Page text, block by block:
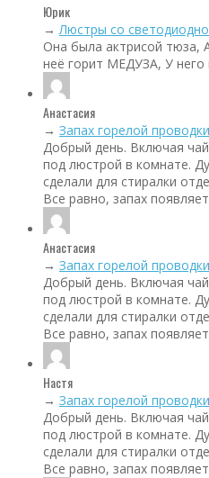
Юрик
→ Люстры со
Она была актрисой тюза,
неё горит МЕДУЗА, У него
Анастасия
→ Запах горелой
Добрый день. Включая
под люстрой в комнате.
сделали для стиралки
Все равно, запах
Анастасия
→ Запах горелой
Добрый день. Включая
под люстрой в комнате.
сделали для стиралки
Все равно, запах
Настя
→ Запах горелой
Добрый день. Включая
под люстрой в комнате.
сделали для стиралки
Все равно, запах